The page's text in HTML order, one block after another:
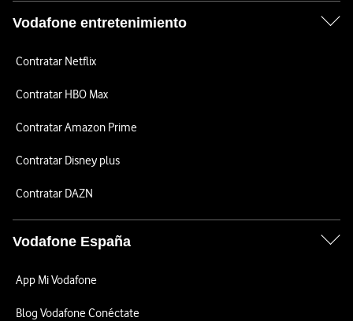
Vodafone entretenimiento
Contratar Netflix
Contratar HBO Max
Contratar Amazon Prime
Contratar Disney plus
Contratar DAZN
Vodafone España
App Mi Vodafone
Blog Vodafone Conéctate